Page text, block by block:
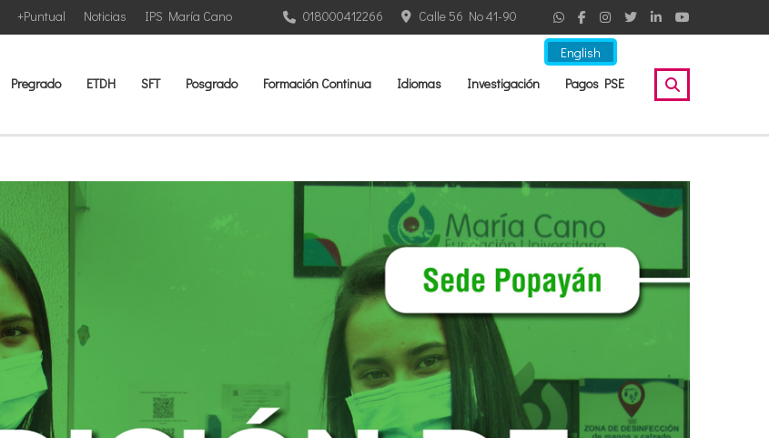
English
IPS María Cano
Noticias
+Puntual Calle 56 No 41-90
018000412266
Pregrado ETDH SFT Posgrado Formación Continua Idiomas Investigación Pagos PSE